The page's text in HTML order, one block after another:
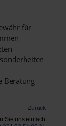
mietete ein
für
Beratung
Zurück
Sie uns einfach